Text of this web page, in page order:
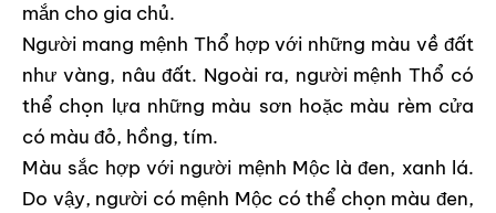
mắn cho gia chủ.
Người mang mệnh Thổ hợp với những màu về đất
như vàng, nâu đất. Ngoài ra, người mệnh Thổ có
thể chọn lựa những màu sơn hoặc màu rèm cửa
có màu đỏ, hồng, tím.
Màu sắc hợp với người mệnh Mộc là đen, xanh lá.
Do vậy, người có mệnh Mộc có thể chọn màu đen,